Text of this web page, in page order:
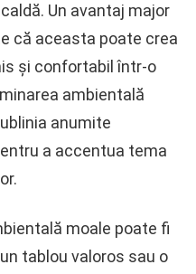
Un avantaj major
că aceasta poate crea
și confortabil într-o
ambientală
anumite
a accentua tema
moale poate fi
tablou valoros sau o